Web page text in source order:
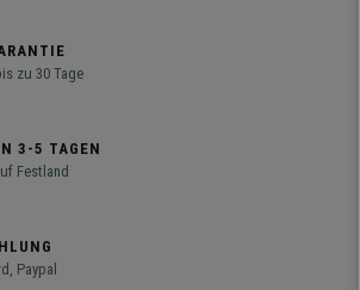
zu 30 Tage
3-5 TAGEN
Festland
Paypal